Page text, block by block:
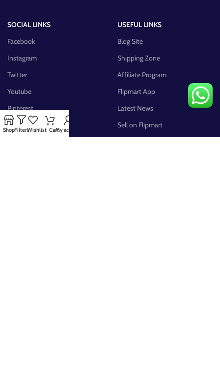
SOCIAL LINKS
Facebook
Instagram
Twitter
Youtube
Pinterest
FB Group
USEFUL LINKS
Blog Site
Shipping Zone
Affiliate Program
Flipmart App
Latest News
Sell on Flipmart
ShopFiltersWishlist CartMy account